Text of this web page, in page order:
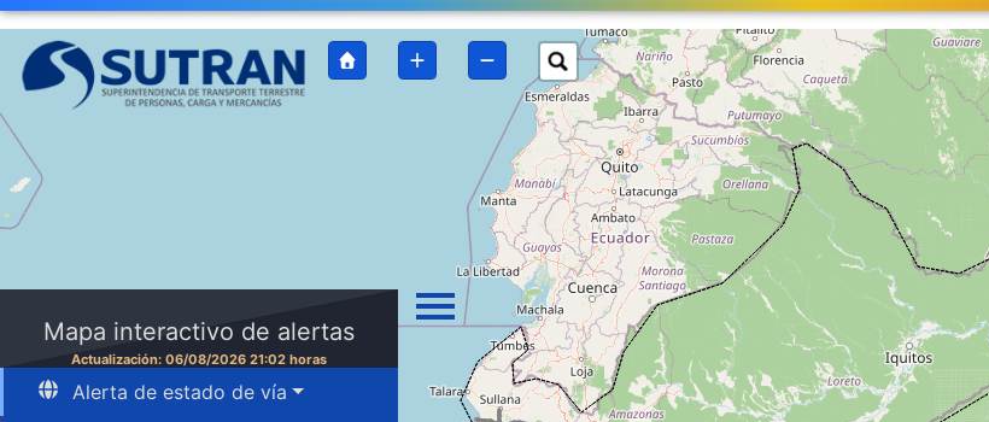
Mapa interactivo de alertas
Actualización: 06/08/2026 21:02 horas
Alerta de estado de vía